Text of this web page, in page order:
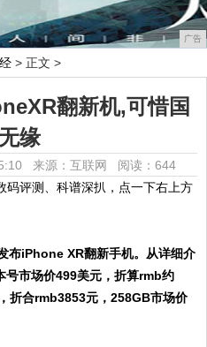
广告
> 正文 >
翻新机,可惜国
缘
来源：互联网 阅读：644
码评测、科谱深扒，点一下右上方
布iPhone XR翻新手机。从详细介
号市场价499美元，折算rmb约
折合rmb3853元，258GB市场价